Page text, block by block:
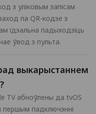
з уліковым запісам
па QR-кодзе з
ідэальна падыходзіць
ўвод з пульта.
выкарыстаннем
TV абноўлены да tvOS
першым падключэнні